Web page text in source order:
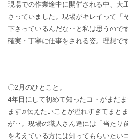
現場での作業途中に開催される中、大
さっていました。現場がキレイって「
下さっているんだな･･と私は思うので
確実・丁寧に仕事をされる姿。理想で
〇2月のひとこと。
4年目にして初めて知ったコトがまだ
ます♫伝えたいことが溢れすぎてまと
が‥。現場の職人さん達には「当たり
を考えている方には知ってもらいたい